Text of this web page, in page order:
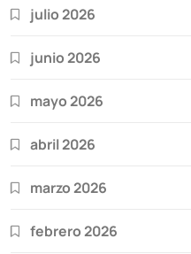
julio 2026
junio 2026
mayo 2026
abril 2026
marzo 2026
febrero 2026